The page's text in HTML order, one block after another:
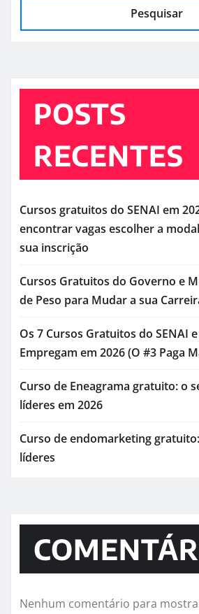
Pesquisar
POSTS
RECENTES
Cursos gratuitos do SENAI em
encontrar vagas escolher a
sua inscrição
Cursos Gratuitos do Governo e
de Peso para Mudar a sua
Os 7 Cursos Gratuitos do SENAI
Empregam em 2026 (O #3 Paga
Curso de Eneagrama gratuito: o
líderes em 2026
Curso de endomarketing
líderes
Nenhum comentário para